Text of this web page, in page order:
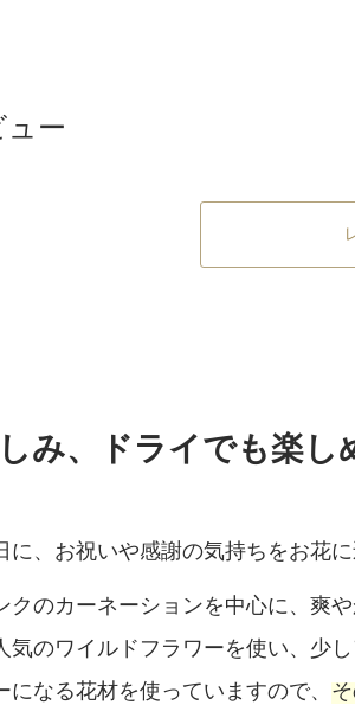
ュー
み、ドライでも楽し
に、お祝いや感謝の気持ちをお花
クのカーネーションを中心に、爽
気のワイルドフラワーを使い、少
なる花材を使っていますので、